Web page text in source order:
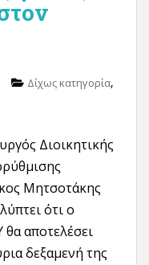
Δίχως κατηγορία,
Διοικητικής
Μητσοτάκης
ότι ο
αποτελέσει
δεξαμενή της